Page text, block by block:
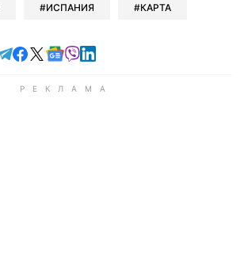
ИСПАНИЯ КАРТА
Читайте в Telegram
Читайте в Facebook
Читайте в X
Читайте в Google news
Читайте в Viber
Читайте в LinkedIn